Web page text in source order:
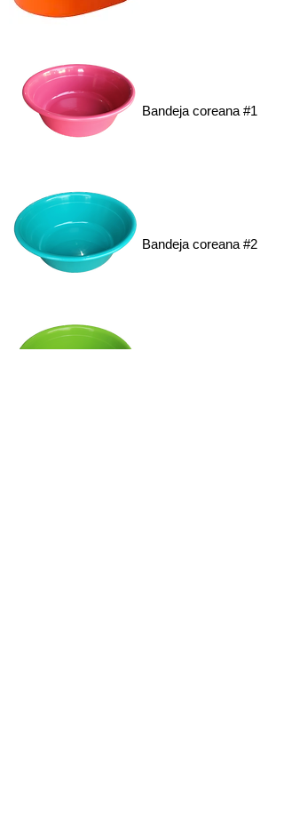
Bandeja coreana #1
Bandeja coreana #2